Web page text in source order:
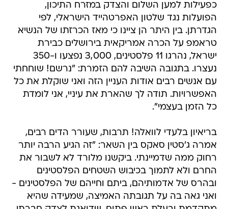
כפעילות למען השלום והצדק במזרח התיכון,
הפועלות נגד שלטון האפרטהייד הישראלי, לפי
הגדרתן. בין היתר הן ציינו כי מאז הכרזתו של הנשיא
טראמפ על הכרה אמריקאית בירושלים כבירת
ישראל, נהרגו 11 פלסטינים, 3,000 נפצעו ו-350
נעצרו. בתגובה השיבה להם הזמרת: "נרשם! שוחחתי
עם אנשים רבים אודות העניין הזה ואני שוקלת את כל
האפשרויות. תודה לך שהארת את עיניי, אני לומדת
כל הזמן בעצמי".
בריאיון בלעדי לוואלה! תרבות, שעורר הדים רבים,
אמרה ג'סטין סאקס בין השאר: "זה הגיע הרבה יותר
רחוק ממה שדמיינתי. ביקשנו מלורד לא לשבור את
החרם ולא לתמוך בכיבוש השטחים הפלסטינים
ובהרס של אדמותיהם, ביתם וחייהם של הפלסטינים -
ואני גאה בה על תגובתה האמיצה, שמעידה שהיא